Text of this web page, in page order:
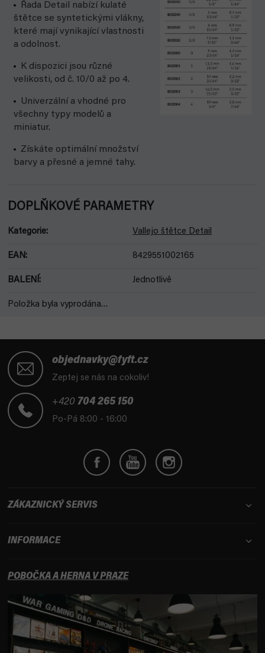
Řada Detail nabízí kulaté
štětce se syntetickými vlákny,
které mají vynikající vlastnosti
a odolnost.
K dispozici jsou různé
velikosti, od č. 10/0 až po 4.
Univerzální a vhodné pro
všechny typy modelů a
miniatur.
Získáte optimální množství
barvy a přesné a jemné tahy.
DOPLŇKOVÉ PARAMETRY
Kategorie: Vallejo štětce Detail
EAN: 8429551002165
BALENÍ: Jednotlivě
Položka byla vyprodána…
objednavky@fyft.cz
Zeptej se nás na cokoliv!
+420 704 265 150
Po-Pá 8:00 - 16:00
ZÁKAZNICKÝ SERVIS
INFORMACE
POBOČKA A HERNA V PRAZE